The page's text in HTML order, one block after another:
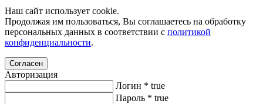
Наш сайт использует cookie.
Продолжая им пользоваться, Вы соглашаетесь на обработку
персональных данных в соответствии с политикой
конфиденциальности.
Согласен
Авторизация
Логин * true
Пароль * true